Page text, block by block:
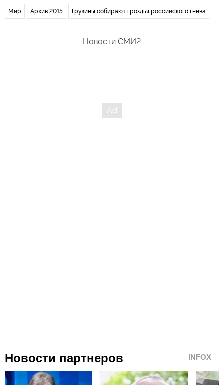
Мир Архив 2015 Грузины собирают гроздья российского гнева
Новости СМИ2
Новости партнеров INFOX